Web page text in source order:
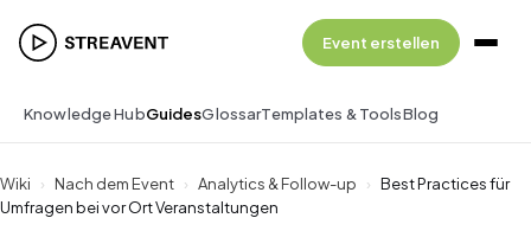
Event erstellen
Knowledge HubGuidesGlossarTemplates & ToolsBlog
Wiki › Nach dem Event › Analytics & Follow-up › Best Practices für
Umfragen bei vor Ort Veranstaltungen